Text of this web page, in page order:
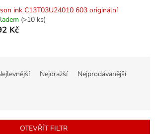
ink C13T03U24010 603 originální
(>10 ks)
Kč
Nejdražší Nejprodávanější
OTEVŘÍT FILTR